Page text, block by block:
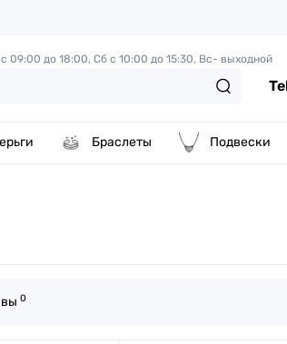
09:00 до 18:00, Сб с 10:00 до 15:30, Вс- выходной
Браслеты Подвески
0